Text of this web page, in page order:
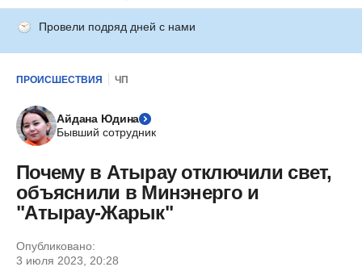
Провели подряд дней с нами
ПРОИСШЕСТВИЯ ЧП
Айдана Юдина
Бывший сотрудник
Почему в Атырау отключили свет,
объяснили в Минэнерго и
"Атырау-Жарык"
Опубликовано:
3 июля 2023, 20:28